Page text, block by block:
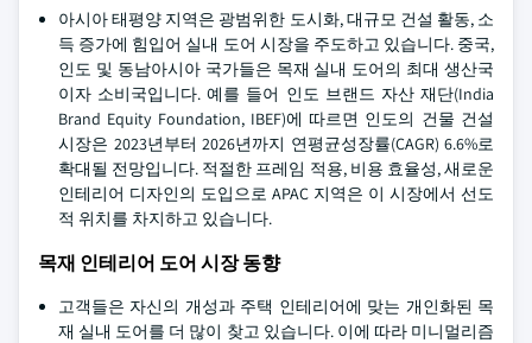
아시아 태평양 지역은 광범위한 도시화, 대규모 건설 활동, 소
득 증가에 힘입어 실내 도어 시장을 주도하고 있습니다. 중국,
인도 및 동남아시아 국가들은 목재 실내 도어의 최대 생산국
이자 소비국입니다. 예를 들어 인도 브랜드 자산 재단(India
Brand Equity Foundation, IBEF)에 따르면 인도의 건물 건설
시장은 2023년부터 2026년까지 연평균성장률(CAGR) 6.6%로
확대될 전망입니다. 적절한 프레임 적용, 비용 효율성, 새로운
인테리어 디자인의 도입으로 APAC 지역은 이 시장에서 선도
적 위치를 차지하고 있습니다.
목재 인테리어 도어 시장 동향
고객들은 자신의 개성과 주택 인테리어에 맞는 개인화된 목
재 실내 도어를 더 많이 찾고 있습니다. 이에 따라 미니멀리즘